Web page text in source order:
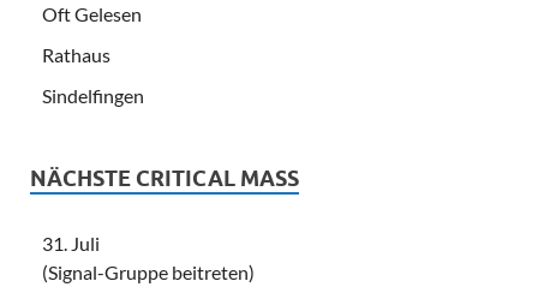
Oft Gelesen
Rathaus
Sindelfingen
NÄCHSTE CRITICAL MASS
31. Juli
(Signal-Gruppe beitreten)